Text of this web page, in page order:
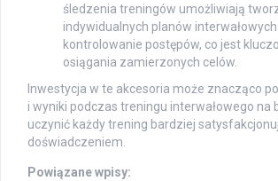
śledzenia treningów umożliwiają
indywidualnych planów
kontrolowanie postępów, co jest
osiągania zamierzonych celów.
Inwestycja w te akcesoria może znacząco
i wyniki podczas treningu interwałowego na
uczynić każdy trening bardziej
doświadczeniem.
Powiązane wpisy: